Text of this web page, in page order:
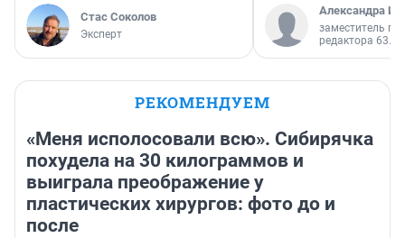
Стас Соколов
Эксперт
Александра
заместитель
редактора 63.RU
РЕКОМЕНДУЕМ
«Меня исполосовали всю». Сибирячка
похудела на 30 килограммов и
выиграла преображение у
пластических хирургов: фото до и
после